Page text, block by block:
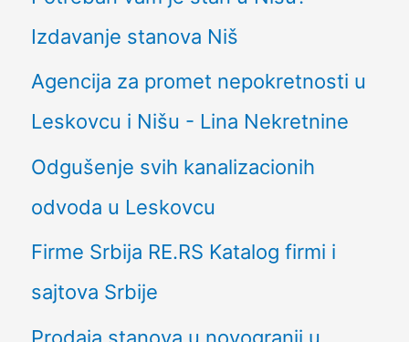
Izdavanje stanova Niš
Agencija za promet nepokretnosti u
Leskovcu i Nišu - Lina Nekretnine
Odgušenje svih kanalizacionih
odvoda u Leskovcu
Firme Srbija RE.RS Katalog firmi i
sajtova Srbije